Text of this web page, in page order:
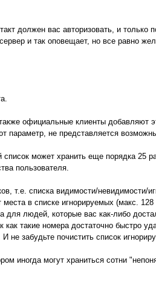
должен вас авторизовать, и только
и так оповещает, но все равно
официальные клиенты добавляют
параметр, не представляется
может хранить еще порядка 25
пользователя.
т.е. списка видимости/невидимости/
в списке игнорируемых (макс. 128
для людей, которые вас как-либо
такие номера достаточно быстро
не забудьте почистить список
иногда могут храниться сотни